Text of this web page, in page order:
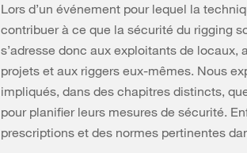
Lors d’un événement pour lequel la
contribuer à ce que la sécurité du rigging
s’adresse donc aux exploitants de locaux,
projets et aux riggers eux-mêmes. Nous
impliqués, dans des chapitres distincts,
pour planifier leurs mesures de sécurité.
prescriptions et des normes pertinentes